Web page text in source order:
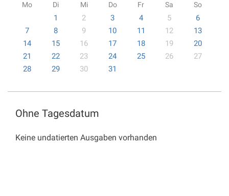
Mo Di Mi Do Fr Sa So
1 2 3 4 5
6
7
8 9 10 11 12
13
14
15 16 17 18 19
20
21
22 23 24 25 26
27
28
29 30 31
Ohne Tagesdatum
Keine undatierten Ausgaben vorhanden